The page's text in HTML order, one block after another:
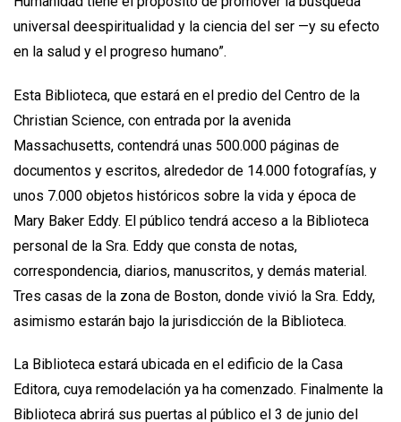
universal deespiritualidad y la ciencia del ser —y su efecto
en la salud y el progreso humano”.
Esta Biblioteca, que estará en el predio del Centro de la
Christian Science, con entrada por la avenida
Massachusetts, contendrá unas 500.000 páginas de
documentos y escritos, alrededor de 14.000 fotografías, y
unos 7.000 objetos históricos sobre la vida y época de
Mary Baker Eddy. El público tendrá acceso a la Biblioteca
personal de la Sra. Eddy que consta de notas,
correspondencia, diarios, manuscritos, y demás material.
Tres casas de la zona de Boston, donde vivió la Sra. Eddy,
asimismo estarán bajo la jurisdicción de la Biblioteca.
La Biblioteca estará ubicada en el edificio de la Casa
Editora, cuya remodelación ya ha comenzado. Finalmente la
Biblioteca abrirá sus puertas al público el 3 de junio del